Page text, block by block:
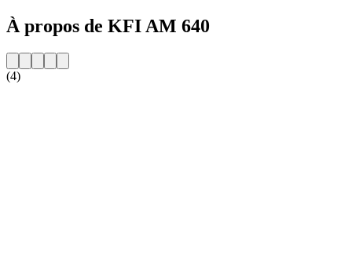
À propos de KFI AM 640
(4)